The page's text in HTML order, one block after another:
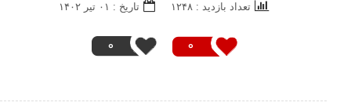
0
0
تعداد بازدید : ۱۲۴۸ تاريخ : ۰۱ تير ۱۴۰۲